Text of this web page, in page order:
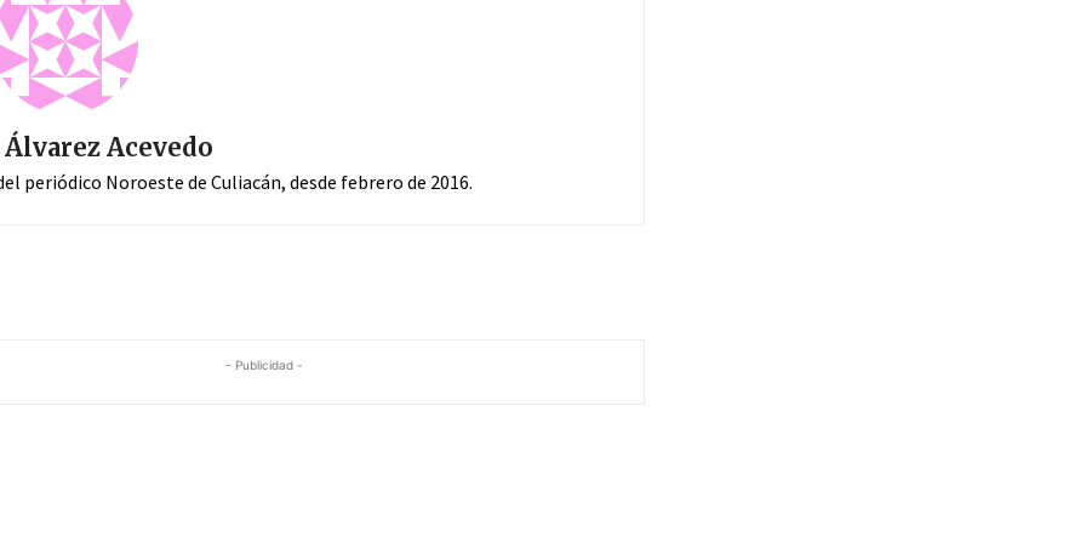
Acevedo
periódico Noroeste de Culiacán, desde febrero de 2016.
- Publicidad -